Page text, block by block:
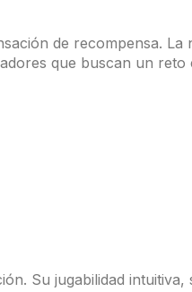
de recompensa. La
que buscan un reto
Su jugabilidad